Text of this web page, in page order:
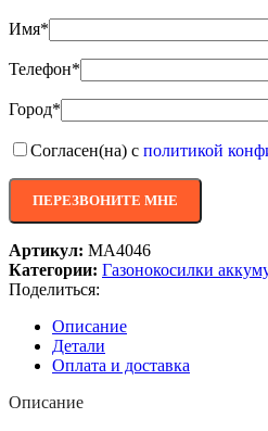
Имя*
Телефон*
Город*
Согласен(на) с политикой
Артикул: MA4046
Категории: Газонокосилки
Поделиться:
Описание
Детали
Оплата и доставка
Описание